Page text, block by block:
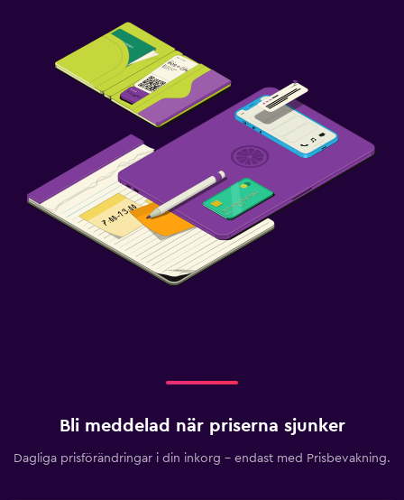
Bli meddelad när priserna sjunker
Dagliga prisförändringar i din inkorg – endast med Prisbevakning.